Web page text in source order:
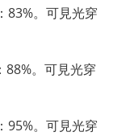
83%。
可見光穿
88%。
可見光穿
95%。 可見光穿